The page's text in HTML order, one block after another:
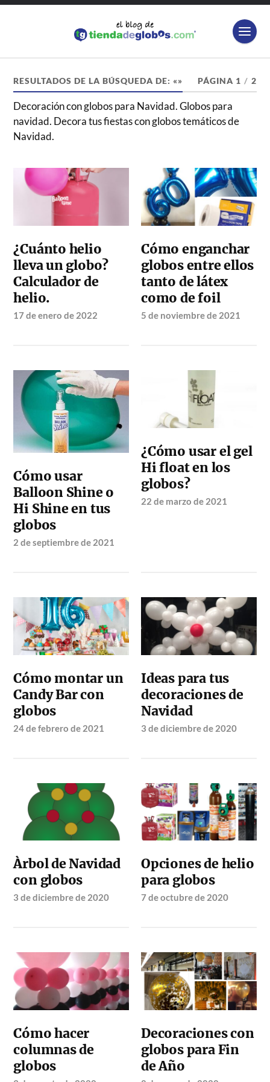
RESULTADOS DE LA BÚSQUEDA DE: «» PÁGINA 1 / 2
Decoración con globos para Navidad. Globos para
navidad. Decora tus fiestas con globos temáticos de
Navidad.
¿Cuánto helio
lleva un globo?
Calculador de
helio.
17 de enero de 2022
Cómo enganchar
globos entre ellos
tanto de látex
como de foil
5 de noviembre de 2021
Cómo usar
Balloon Shine o
Hi Shine en tus
globos
2 de septiembre de 2021
¿Cómo usar el gel
Hi float en los
globos?
22 de marzo de 2021
Cómo montar un
Candy Bar con
globos
24 de febrero de 2021
Ideas para tus
decoraciones de
Navidad
3 de diciembre de 2020
Àrbol de Navidad
con globos
3 de diciembre de 2020
Opciones de helio
para globos
7 de octubre de 2020
Cómo hacer
columnas de
globos
Decoraciones con
globos para Fin
de Año